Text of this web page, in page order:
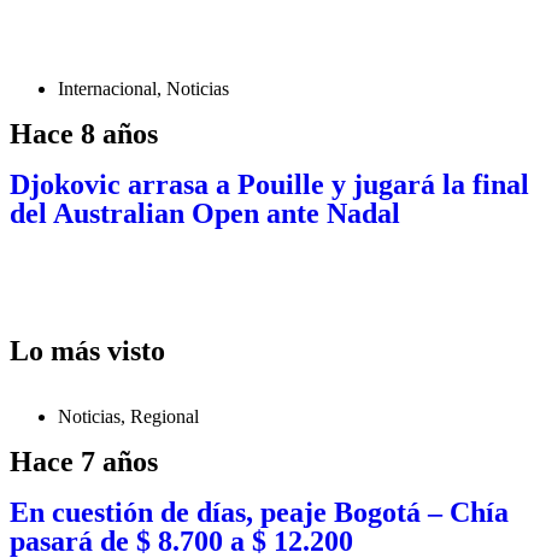
Internacional, Noticias
Hace 8 años
Djokovic arrasa a Pouille y jugará la final
del Australian Open ante Nadal
Lo más visto
Noticias, Regional
Hace 7 años
En cuestión de días, peaje Bogotá – Chía
pasará de $ 8.700 a $ 12.200